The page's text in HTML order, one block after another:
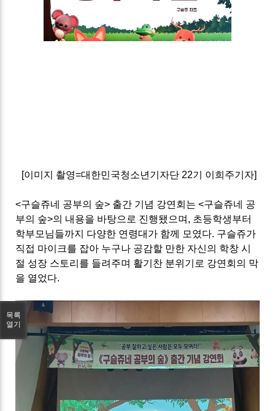
[이미지 촬영=대한민국청소년기자단 22기 이희주기자]
<구슬쥬네 공부의 숲> 출간 기념 강연회는 <구슬쥬네 공
부의 숲>의 내용을 바탕으로 진행됐으며, 초등학생부터
학부모님들까지 다양한 연령대가 함께 모였다. 구슬쥬가
직접 마이크를 잡아 누구나 공감할 만한 자신의 학창 시
절 성장 스토리를 들려주며 활기찬 분위기로 강연회의 막
을 열었다.
목록
열기